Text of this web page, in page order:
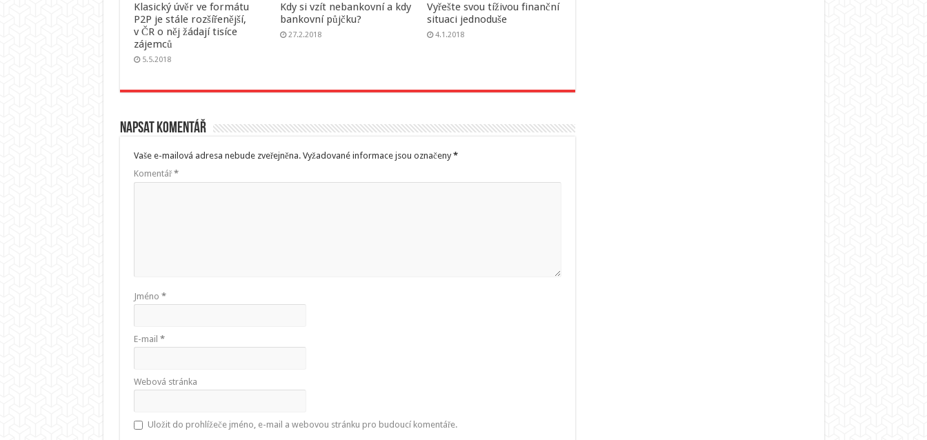
Klasický úvěr ve formátu
P2P je stále rozšířenější,
v ČR o něj žádají tisíce
zájemců
5.5.2018
Kdy si vzít nebankovní a kdy
bankovní půjčku?
27.2.2018
Vyřešte svou tíživou finanční
situaci jednoduše
4.1.2018
Napsat komentář
Vaše e-mailová adresa nebude zveřejněna. Vyžadované informace jsou označeny*
Komentář*
Jméno *
E-mail *
Webová stránka
Uložit do prohlížeče jméno, e-mail a webovou stránku pro budoucí komentáře.